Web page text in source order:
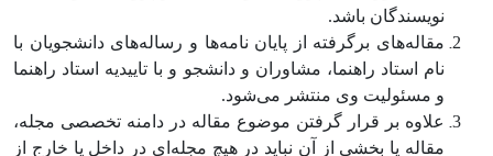
نویسندگان باشد.
مقاله‌های برگرفته از پایان نامه‌ها و رساله‌های دانشجویان با
نام استاد راهنما، مشاوران و دانشجو و با تاییدیه استاد راهنما
و مسئولیت وی منتشر می‌شود.
علاوه بر قرار گرفتن موضوع مقاله در دامنه تخصصی مجله،
مقاله یا بخشی از آن نباید در هیچ مجله‌ای در داخل یا خارج از